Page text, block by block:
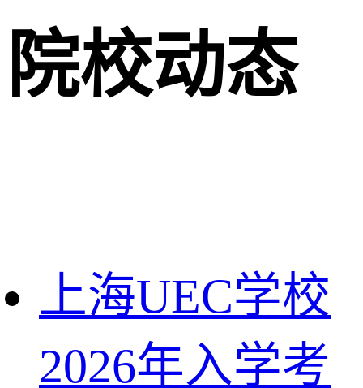
院校动态
上海UEC学校
2026年入学考